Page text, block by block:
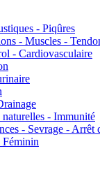
- Piqûres
- Muscles -
- Cardiovasculaire
naturelles - Immunité
- Sevrage - Arrêt